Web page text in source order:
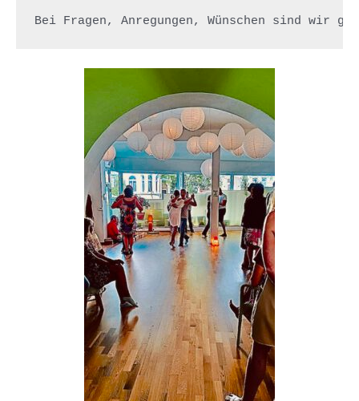
Bei Fragen, Anregungen, Wünschen sind wir